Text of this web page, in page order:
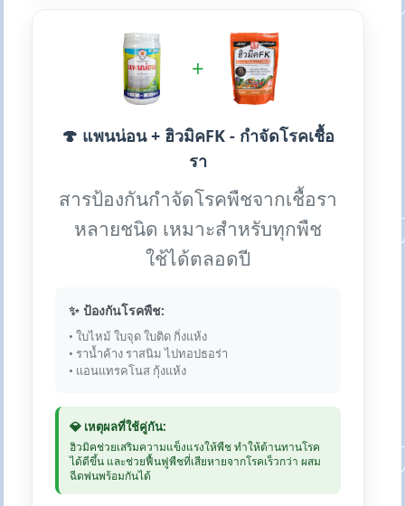
+
🍄 แพนน่อน + ฮิวมิคFK - กำจัดโรคเชื้อ
รา
สารป้องกันกำจัดโรคพืชจากเชื้อรา
หลายชนิด เหมาะสำหรับทุกพืช
ใช้ได้ตลอดปี
✨ ป้องกันโรคพืช:
• ใบไหม้ ใบจุด ใบติด กิ่งแห้ง
• ราน้ำค้าง ราสนิม ไปทอปธอร่า
• แอนแทรคโนส กุ้งแห้ง
💎 เหตุผลที่ใช้คู่กัน:
ฮิวมิคช่วยเสริมความแข็งแรงให้พืช ทำให้ต้านทานโรค
ได้ดีขึ้น และช่วยฟื้นฟูพืชที่เสียหายจากโรคเร็วกว่า ผสม
ฉีดพ่นพร้อมกันได้